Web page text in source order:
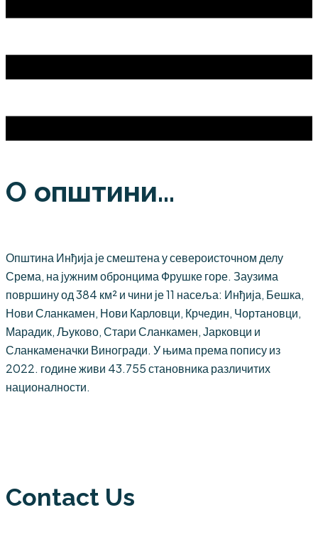
О општини...
Општина Инђија је смештена у североисточном делу
Срема, на јужним обронцима Фрушке горе. Заузима
површину од 384 км² и чини је 11 насеља: Инђија, Бешка,
Нови Сланкамен, Нови Карловци, Крчедин, Чортановци,
Марадик, Љуково, Стари Сланкамен, Јарковци и
Сланкаменачки Виногради. У њима према попису из
2022. године живи 43.755 становника различитих
националности.
Contact Us